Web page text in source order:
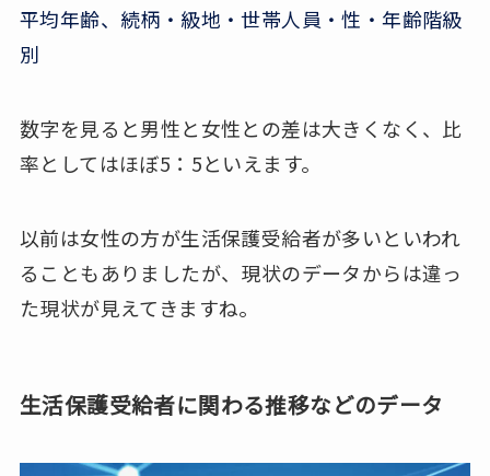
平均年齢、続柄・級地・世帯人員・性・年齢階級
別
数字を見ると男性と女性との差は大きくなく、比
率としてはほぼ5：5といえます。
以前は女性の方が生活保護受給者が多いといわれ
ることもありましたが、現状のデータからは違っ
た現状が見えてきますね。
生活保護受給者に関わる推移などのデータ